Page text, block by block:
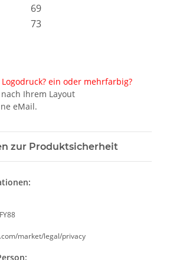
69
73
ein oder mehrfarbig?
Ihrem Layout
eMail.
zur Produktsicherheit
market/legal/privacy